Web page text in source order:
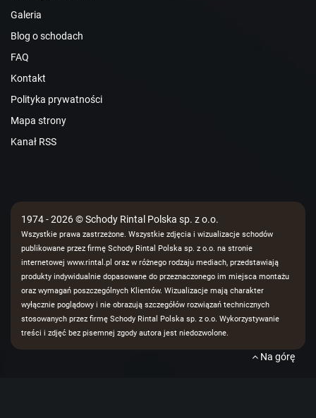
Galeria
Blog o schodach
FAQ
Kontakt
Polityka prywatności
Mapa strony
Kanał RSS
1974 - 2026 © Schody Rintal Polska sp. z o.o.
Wszystkie prawa zastrzeżone. Wszystkie zdjęcia i wizualizacje schodów
publikowane przez firmę Schody Rintal Polska sp. z o.o. na stronie
internetowej www.rintal.pl oraz w różnego rodzaju mediach, przedstawiają
produkty indywidualnie dopasowane do przeznaczonego im miejsca montażu
oraz wymagań poszczególnych Klientów. Wizualizacje mają charakter
wyłącznie poglądowy i nie obrazują szczegółów rozwiązań technicznych
stosowanych przez firmę Schody Rintal Polska sp. z o.o. Wykorzystywanie
treści i zdjęć bez pisemnej zgody autora jest niedozwolone.
Na górę